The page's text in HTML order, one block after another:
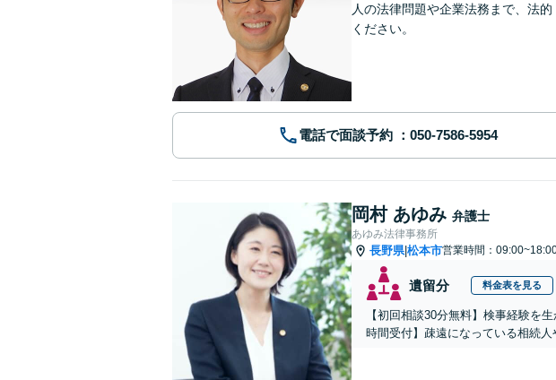
人の法律問題や企業法務まで、法
ください。
電話で面談予約
岡村 あゆみ 弁護士
あゆみ法律事務所
長野県|松本市営業時間：09:00~18:00
遺留分 料金表を見る
【初回相談30分無料】検事経験を
時間受付】疎遠になっている相続